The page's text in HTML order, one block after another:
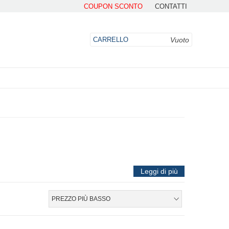
COUPON SCONTO CONTATTI
CARRELLO Vuoto
Leggi di più
PREZZO PIÙ BASSO